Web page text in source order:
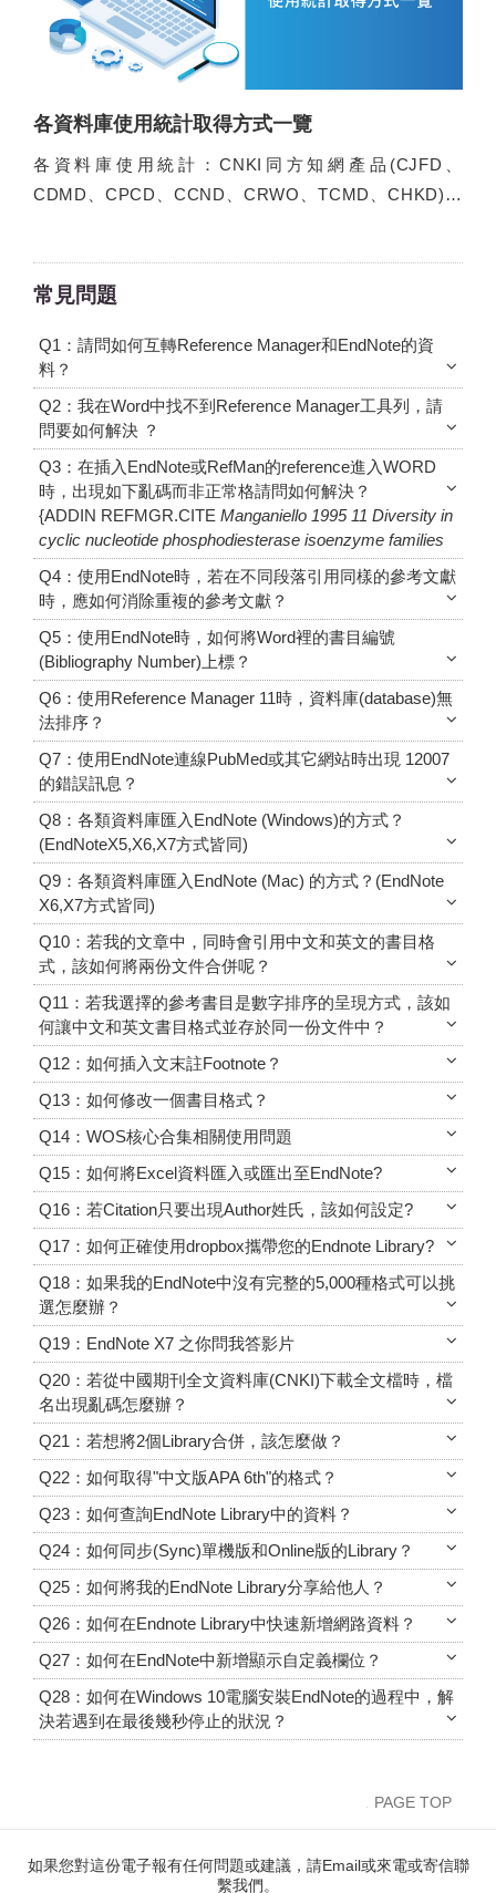
各資料庫使用統計取得方式一覽
各資料庫使用統計：CNKI同方知網產品(CJFD、
CDMD、CPCD、CCND、CRWO、TCMD、CHKD)、
常見問題
Q1：請問如何互轉Reference Manager和EndNote的資
料？
Q2：我在Word中找不到Reference Manager工具列，請
問要如何解決 ？
Q3：在插入EndNote或RefMan的reference進入WORD
時，出現如下亂碼而非正常格請問如何解決？
{ADDIN REFMGR.CITE Manganiello 1995 11 Diversity in
cyclic nucleotide phosphodiesterase isoenzyme families
Q4：使用EndNote時，若在不同段落引用同樣的參考文獻
時，應如何消除重複的參考文獻？
Q5：使用EndNote時，如何將Word裡的書目編號
(Bibliography Number)上標？
Q6：使用Reference Manager 11時，資料庫(database)無
法排序？
Q7：使用EndNote連線PubMed或其它網站時出現 12007
的錯誤訊息？
Q8：各類資料庫匯入EndNote (Windows)的方式？
(EndNoteX5,X6,X7方式皆同)
Q9：各類資料庫匯入EndNote (Mac) 的方式？(EndNote
X6,X7方式皆同)
Q10：若我的文章中，同時會引用中文和英文的書目格
式，該如何將兩份文件合併呢？
Q11：若我選擇的參考書目是數字排序的呈現方式，該如
何讓中文和英文書目格式並存於同一份文件中？
Q12：如何插入文末註Footnote？
Q13：如何修改一個書目格式？
Q14：WOS核心合集相關使用問題
Q15：如何將Excel資料匯入或匯出至EndNote?
Q16：若Citation只要出現Author姓氏，該如何設定?
Q17：如何正確使用dropbox攜帶您的Endnote Library?
Q18：如果我的EndNote中沒有完整的5,000種格式可以挑
選怎麼辦？
Q19：EndNote X7 之你問我答影片
Q20：若從中國期刊全文資料庫(CNKI)下載全文檔時，檔
名出現亂碼怎麼辦？
Q21：若想將2個Library合併，該怎麼做？
Q22：如何取得"中文版APA 6th"的格式？
Q23：如何查詢EndNote Library中的資料？
Q24：如何同步(Sync)單機版和Online版的Library？
Q25：如何將我的EndNote Library分享給他人？
Q26：如何在Endnote Library中快速新增網路資料？
Q27：如何在EndNote中新增顯示自定義欄位？
Q28：如何在Windows 10電腦安裝EndNote的過程中，解
決若遇到在最後幾秒停止的狀況？
PAGE TOP
如果您對這份電子報有任何問題或建議，請Email或來電或寄信聯
繫我們。